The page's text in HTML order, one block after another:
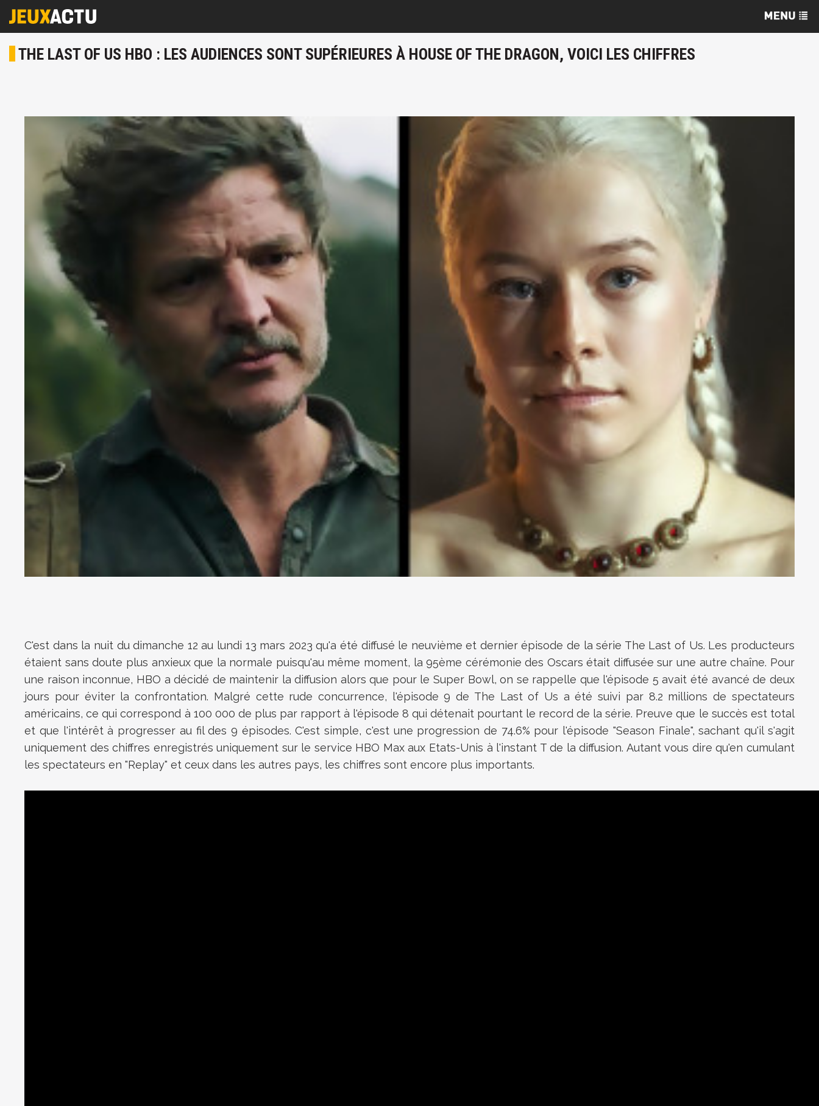
THE LAST OF US HBO : LES AUDIENCES SONT SUPÉRIEURES À HOUSE OF THE DRAGON, VOICI LES CHIFFRES
C'est dans la nuit du dimanche 12 au lundi 13 mars 2023 qu'a été diffusé le neuvième et dernier épisode de la série The Last of Us. Les producteurs
étaient sans doute plus anxieux que la normale puisqu'au même moment, la 95ème cérémonie des Oscars était diffusée sur une autre chaîne. Pour
une raison inconnue, HBO a décidé de maintenir la diffusion alors que pour le Super Bowl, on se rappelle que l'épisode 5 avait été avancé de deux
jours pour éviter la confrontation. Malgré cette rude concurrence, l'épisode 9 de The Last of Us a été suivi par 8.2 millions de spectateurs
américains, ce qui correspond à 100 000 de plus par rapport à l'épisode 8 qui détenait pourtant le record de la série. Preuve que le succès est total
et que l'intérêt à progresser au fil des 9 épisodes. C'est simple, c'est une progression de 74.6% pour l'épisode "Season Finale", sachant qu'il s'agit
uniquement des chiffres enregistrés uniquement sur le service HBO Max aux Etats-Unis à l'instant T de la diffusion. Autant vous dire qu'en cumulant
les spectateurs en "Replay" et ceux dans les autres pays, les chiffres sont encore plus importants.